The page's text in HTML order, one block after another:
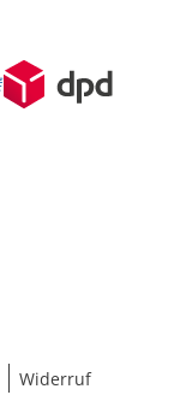
Widerruf